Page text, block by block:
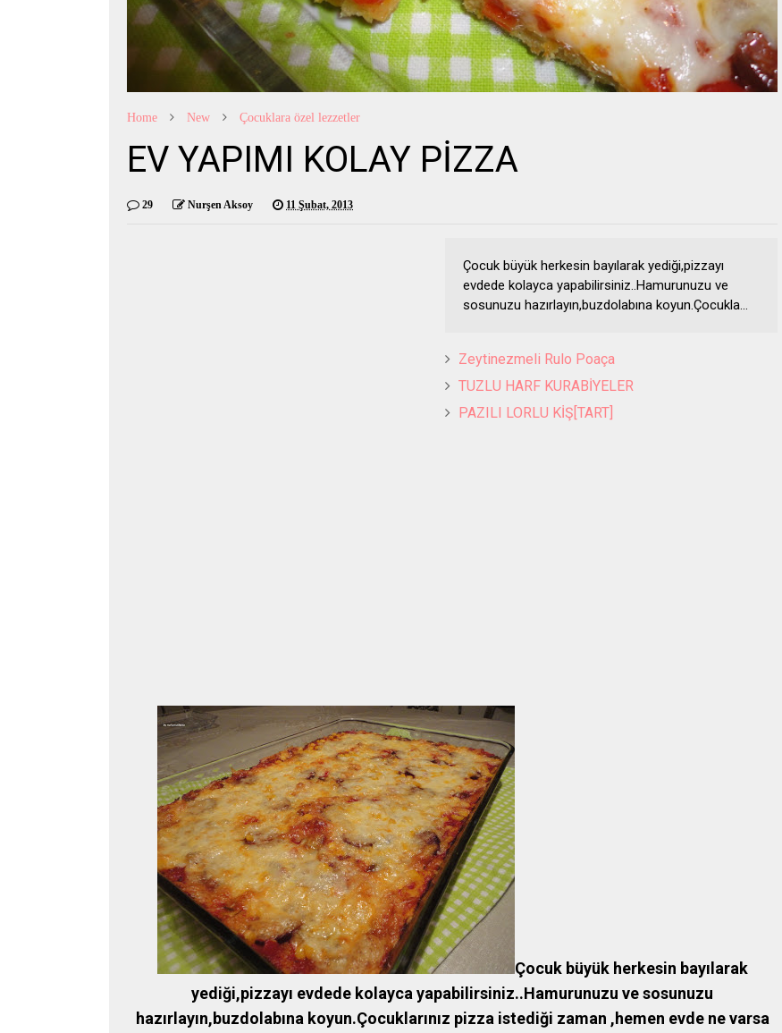
Home New Çocuklara özel lezzetler
EV YAPIMI KOLAY PİZZA
29 Nurşen Aksoy 11 Şubat, 2013
Çocuk büyük herkesin bayılarak yediği,pizzayı
evdede kolayca yapabilirsiniz..Hamurunuzu ve
sosunuzu hazırlayın,buzdolabına koyun.Çocukla...
Zeytinezmeli Rulo Poaça
TUZLU HARF KURABİYELER
PAZILI LORLU KİŞ[TART]
Çocuk büyük herkesin bayılarak
yediği,pizzayı evdede kolayca yapabilirsiniz..Hamurunuzu ve sosunuzu
hazırlayın,buzdolabına koyun.Çocuklarınız pizza istediği zaman ,hemen evde ne varsa